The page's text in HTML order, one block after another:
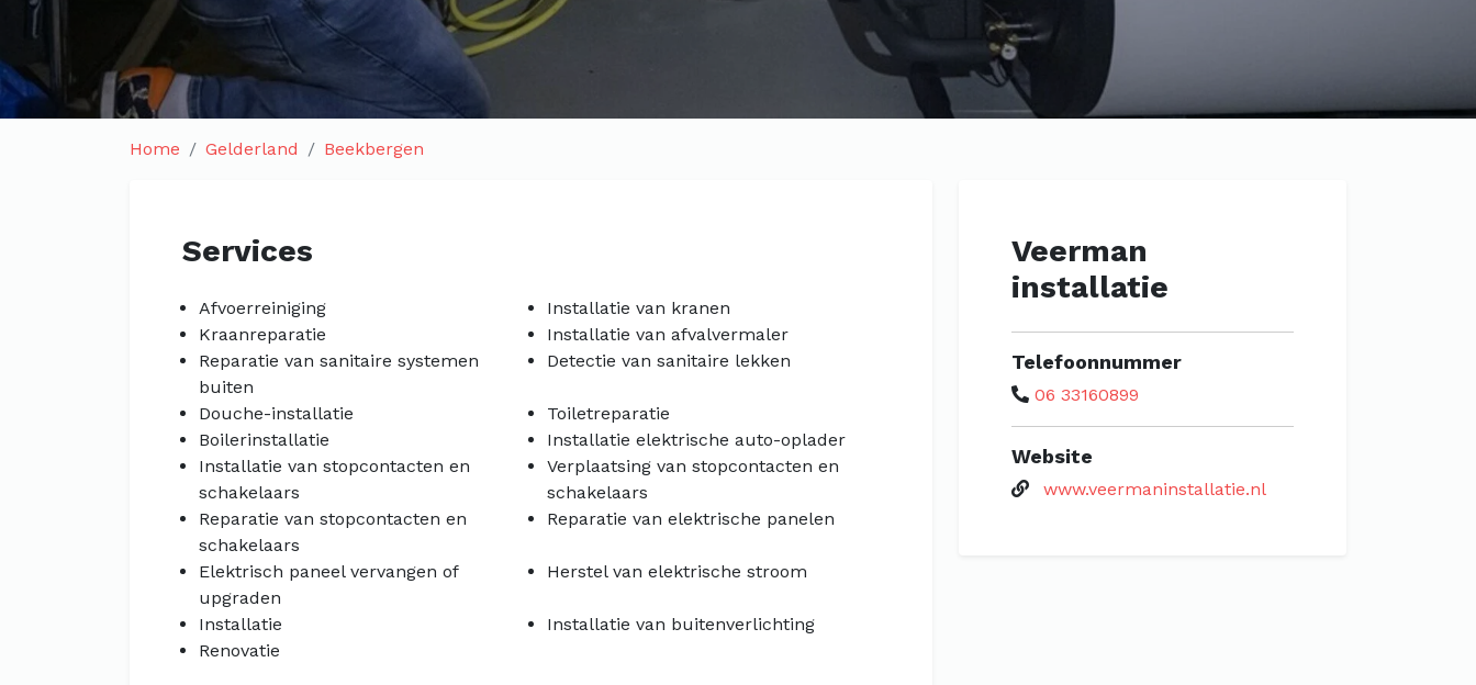
Home Gelderland Beekbergen
Services
Afvoerreiniging
Installatie van kranen
Kraanreparatie
Installatie van afvalvermaler
Reparatie van sanitaire systemen
buiten
Detectie van sanitaire lekken
Douche-installatie
Toiletreparatie
Boilerinstallatie
Installatie elektrische auto-oplader
Installatie van stopcontacten en
schakelaars
Verplaatsing van stopcontacten en
schakelaars
Reparatie van stopcontacten en
schakelaars
Reparatie van elektrische panelen
Elektrisch paneel vervangen of
upgraden
Herstel van elektrische stroom
Installatie
Installatie van buitenverlichting
Renovatie
Veerman
installatie
Telefoonnummer
06 33160899
Website
www.veermaninstallatie.nl